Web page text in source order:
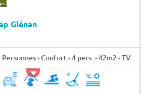
Glénan
- Confort - 4 pers. - 42m2 - TV